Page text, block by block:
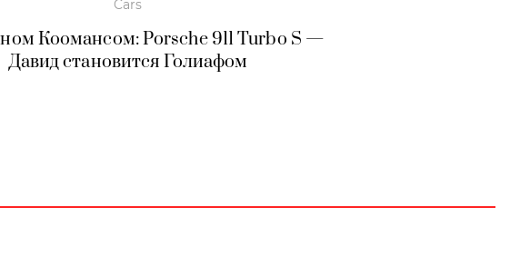
Cars
Коомансом: Porsche 911 Turbo S —
Давид становится Голиафом